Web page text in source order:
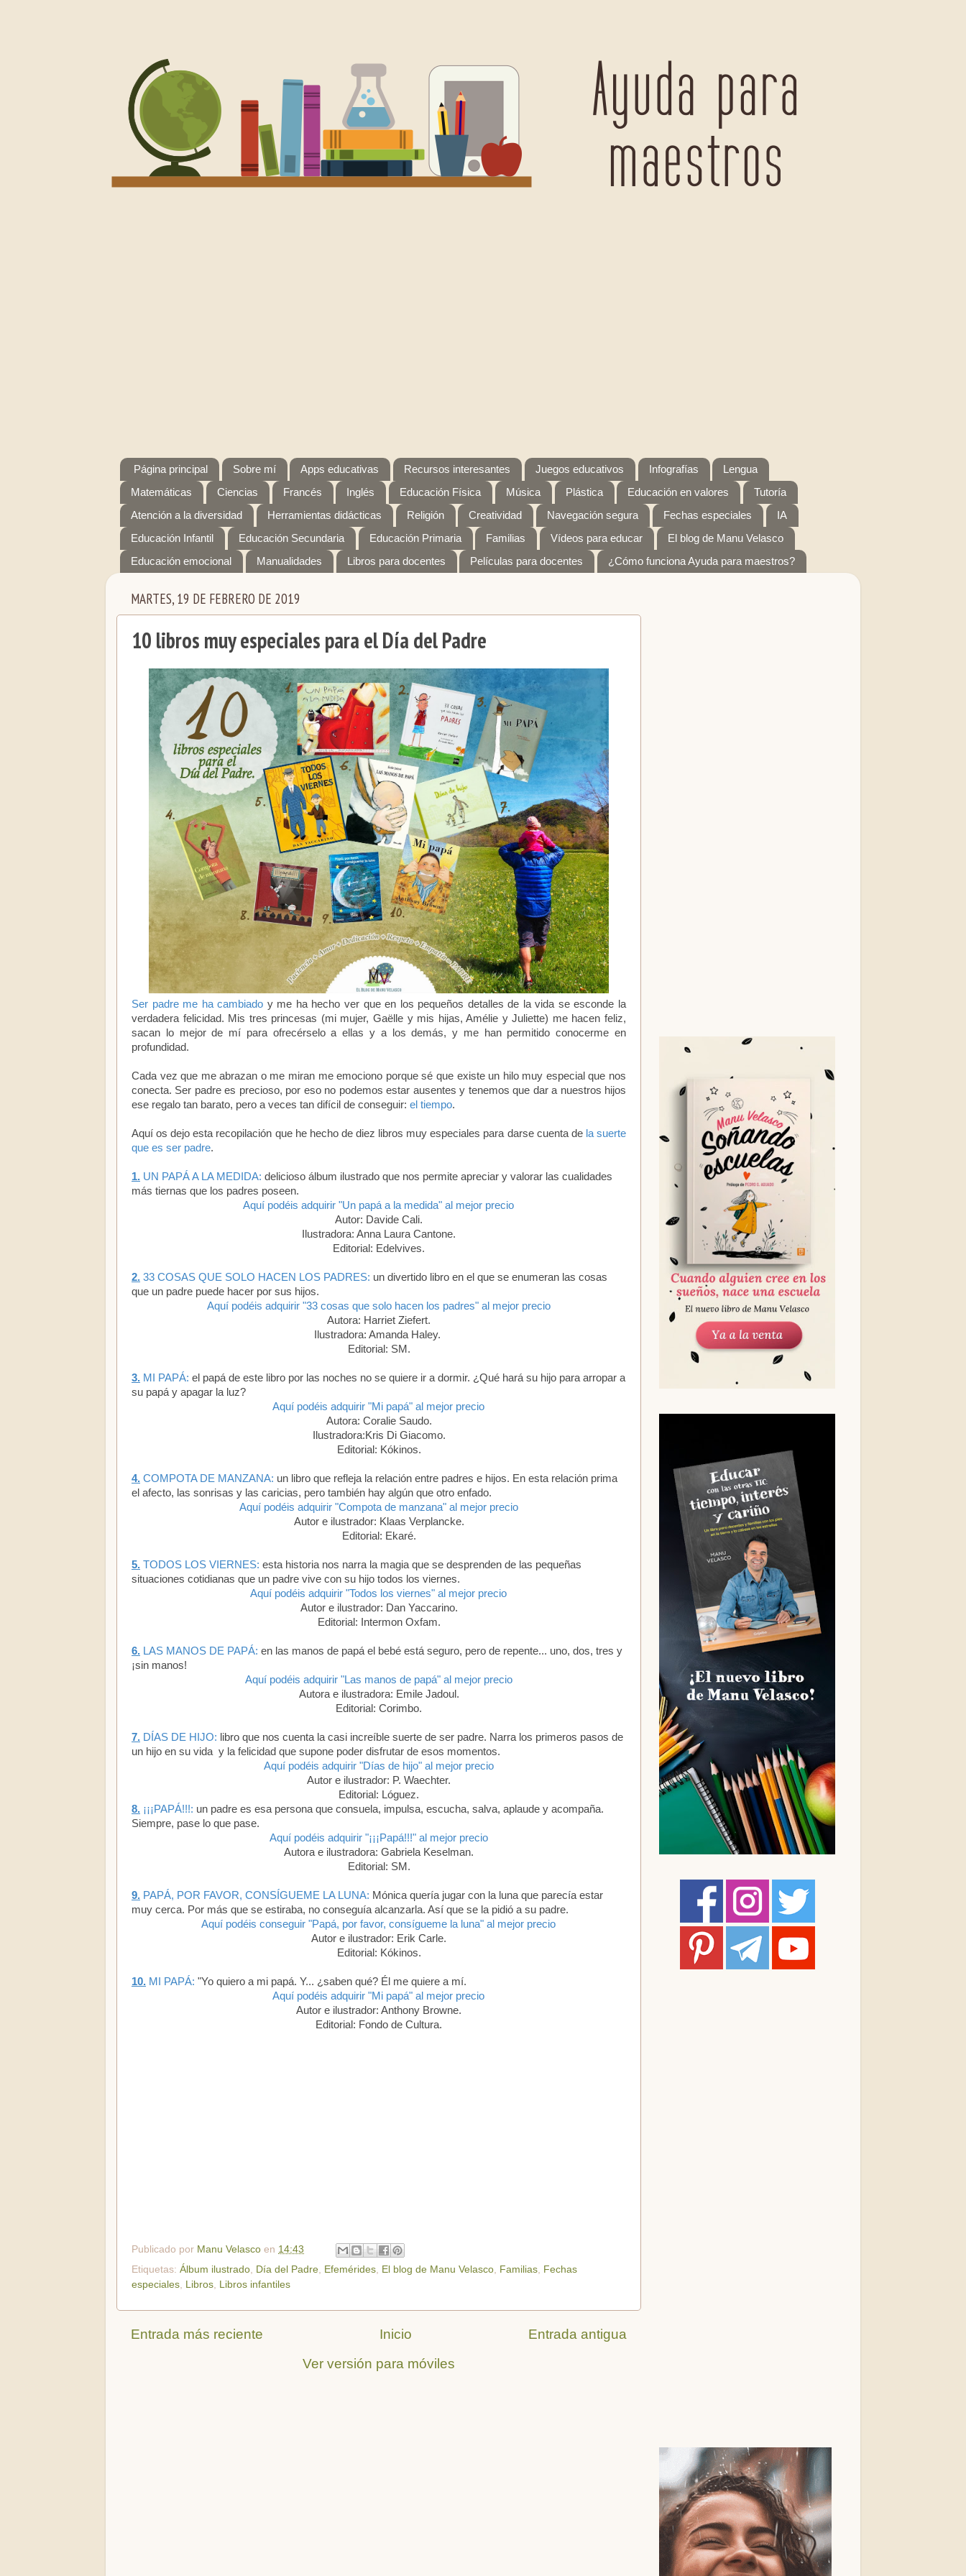
Página principal Sobre mí Apps educativas Recursos interesantes Juegos educativos Infografías
Lengua
Matemáticas
Ciencias Francés Inglés Educación Física Música Plástica Educación en valores
Tutoría
Atención a la diversidad
Herramientas didácticas Religión Creatividad Navegación segura Fechas especiales
IA
Educación Infantil
Educación Secundaria Educación Primaria Familias Vídeos para educar
El blog de Manu Velasco
Educación emocional
Manualidades Libros para docentes Películas para docentes ¿Cómo funciona Ayuda para maestros?
MARTES, 19 DE FEBRERO DE 2019
10 libros muy especiales para el Día del Padre
Ser padre me ha cambiado y me ha hecho ver que en los pequeños detalles de la vida se esconde la
verdadera felicidad. Mis tres princesas (mi mujer, Gaëlle y mis hijas, Amélie y Juliette) me hacen feliz,
sacan lo mejor de mí para ofrecérselo a ellas y a los demás, y me han permitido conocerme en
profundidad.
Cada vez que me abrazan o me miran me emociono porque sé que existe un hilo muy especial que nos
conecta. Ser padre es precioso, por eso no podemos estar ausentes y tenemos que dar a nuestros hijos
ese regalo tan barato, pero a veces tan difícil de conseguir: el tiempo.
Aquí os dejo esta recopilación que he hecho de diez libros muy especiales para darse cuenta de la suerte
que es ser padre.
1. UN PAPÁ A LA MEDIDA: delicioso álbum ilustrado que nos permite apreciar y valorar las cualidades
más tiernas que los padres poseen.
Aquí podéis adquirir "Un papá a la medida" al mejor precio
Autor: Davide Cali.
Ilustradora: Anna Laura Cantone.
Editorial: Edelvives.
2. 33 COSAS QUE SOLO HACEN LOS PADRES: un divertido libro en el que se enumeran las cosas
que un padre puede hacer por sus hijos.
Aquí podéis adquirir "33 cosas que solo hacen los padres" al mejor precio
Autora: Harriet Ziefert.
Ilustradora: Amanda Haley.
Editorial: SM.
3. MI PAPÁ: el papá de este libro por las noches no se quiere ir a dormir. ¿Qué hará su hijo para arropar a
su papá y apagar la luz?
Aquí podéis adquirir "Mi papá" al mejor precio
Autora: Coralie Saudo.
Ilustradora:Kris Di Giacomo.
Editorial: Kókinos.
4. COMPOTA DE MANZANA: un libro que refleja la relación entre padres e hijos. En esta relación prima
el afecto, las sonrisas y las caricias, pero también hay algún que otro enfado.
Aquí podéis adquirir "Compota de manzana" al mejor precio
Autor e ilustrador: Klaas Verplancke.
Editorial: Ekaré.
5. TODOS LOS VIERNES: esta historia nos narra la magia que se desprenden de las pequeñas
situaciones cotidianas que un padre vive con su hijo todos los viernes.
Aquí podéis adquirir "Todos los viernes" al mejor precio
Autor e ilustrador: Dan Yaccarino.
Editorial: Intermon Oxfam.
6. LAS MANOS DE PAPÁ: en las manos de papá el bebé está seguro, pero de repente... uno, dos, tres y
¡sin manos!
Aquí podéis adquirir "Las manos de papá" al mejor precio
Autora e ilustradora: Emile Jadoul.
Editorial: Corimbo.
7. DÍAS DE HIJO: libro que nos cuenta la casi increíble suerte de ser padre. Narra los primeros pasos de
un hijo en su vida y la felicidad que supone poder disfrutar de esos momentos.
Aquí podéis adquirir "Días de hijo" al mejor precio
Autor e ilustrador: P. Waechter.
Editorial: Lóguez.
8. ¡¡¡PAPÁ!!!: un padre es esa persona que consuela, impulsa, escucha, salva, aplaude y acompaña.
Siempre, pase lo que pase.
Aquí podéis adquirir "¡¡¡Papá!!!" al mejor precio
Autora e ilustradora: Gabriela Keselman.
Editorial: SM.
9. PAPÁ, POR FAVOR, CONSÍGUEME LA LUNA: Mónica quería jugar con la luna que parecía estar
muy cerca. Por más que se estiraba, no conseguía alcanzarla. Así que se la pidió a su padre.
Aquí podéis conseguir "Papá, por favor, consígueme la luna" al mejor precio
Autor e ilustrador: Erik Carle.
Editorial: Kókinos.
10. MI PAPÁ: "Yo quiero a mi papá. Y... ¿saben qué? Él me quiere a mí.
Aquí podéis adquirir "Mi papá" al mejor precio
Autor e ilustrador: Anthony Browne.
Editorial: Fondo de Cultura.
Publicado por Manu Velasco en 14:43
Etiquetas: Álbum ilustrado Día del Padre Efemérides El blog de Manu Velasco Familias Fechas
especiales Libros Libros infantiles
Entrada más reciente Entrada antigua
Inicio
Ver versión para móviles